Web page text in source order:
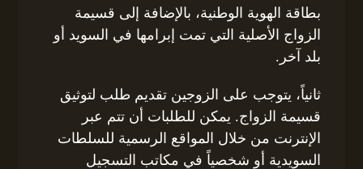
بطاقة الهوية الوطنية، بالإضافة إلى قسيمة
الزواج الأصلية التي تمت إبرامها في السويد أو
بلد آخر.
ثانياً، يتوجب على الزوجين تقديم طلب لتوثيق
قسيمة الزواج. يمكن للطلبات أن تتم عبر
الإنترنت من خلال المواقع الرسمية للسلطات
السويدية أو شخصياً في مكاتب التسجيل